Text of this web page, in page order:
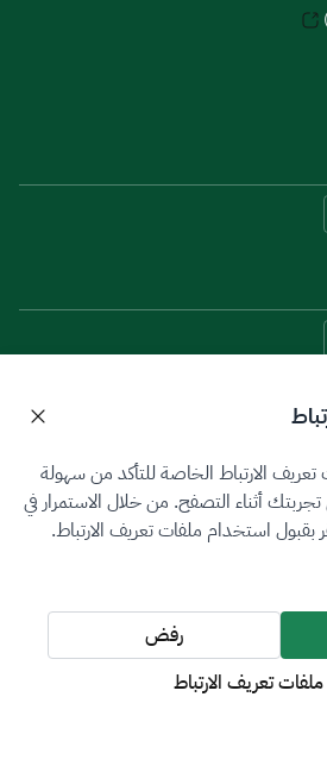
خريطة الموقع
والضريبة والجمارك
الارتباط الخاصة للتأكد من سهولة
أثناء التصفح. من خلال الاستمرار في
استخدام ملفات تعريف الارتباط.
رفض
ملفات تعريف الارتباط